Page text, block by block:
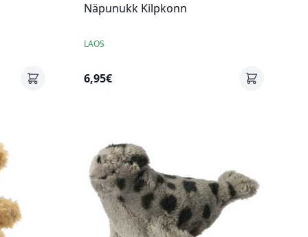
Näpunukk Kilpkonn
LAOS
6,95€